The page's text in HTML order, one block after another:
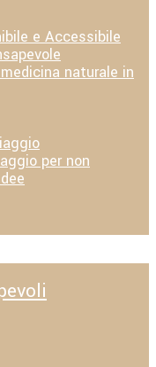
e Accessibile
naturale in
per non